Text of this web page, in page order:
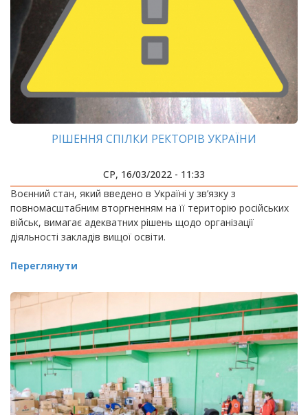
РІШЕННЯ СПІЛКИ РЕКТОРІВ УКРАЇНИ
СР, 16/03/2022 - 11:33
Воєнний стан, який введено в Україні у зв’язку з
повномасштабним вторгненням на її територію російських
військ, вимагає адекватних рішень щодо організації
діяльності закладів вищої освіти.
Переглянути